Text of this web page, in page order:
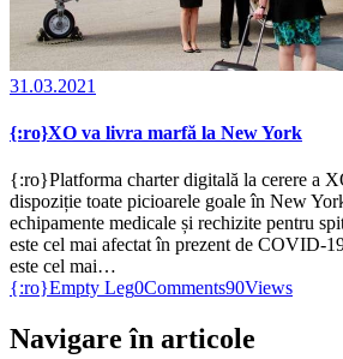
31.03.2021
{:ro}XO va livra marfă la New York
{:ro}Platforma charter digitală la cerere a
dispoziție toate picioarele goale în New
echipamente medicale și rechizite pentru
este cel mai afectat în prezent de COVID-
este cel mai…
{:ro}Empty Leg0Comments90Views
Navigare în articole